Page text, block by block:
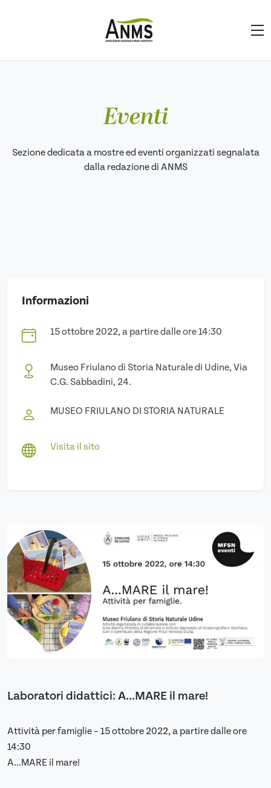
Eventi
Sezione dedicata a mostre ed eventi organizzati segnalata
dalla redazione di ANMS
Informazioni
15 ottobre 2022, a partire dalle ore 14:30
Museo Friulano di Storia Naturale di Udine, Via
C.G. Sabbadini, 24.
MUSEO FRIULANO DI STORIA NATURALE
Visita il sito
Laboratori didattici: A...MARE il mare!
Attività per famiglie – 15 ottobre 2022, a partire dalle ore
14:30
A…MARE il mare!